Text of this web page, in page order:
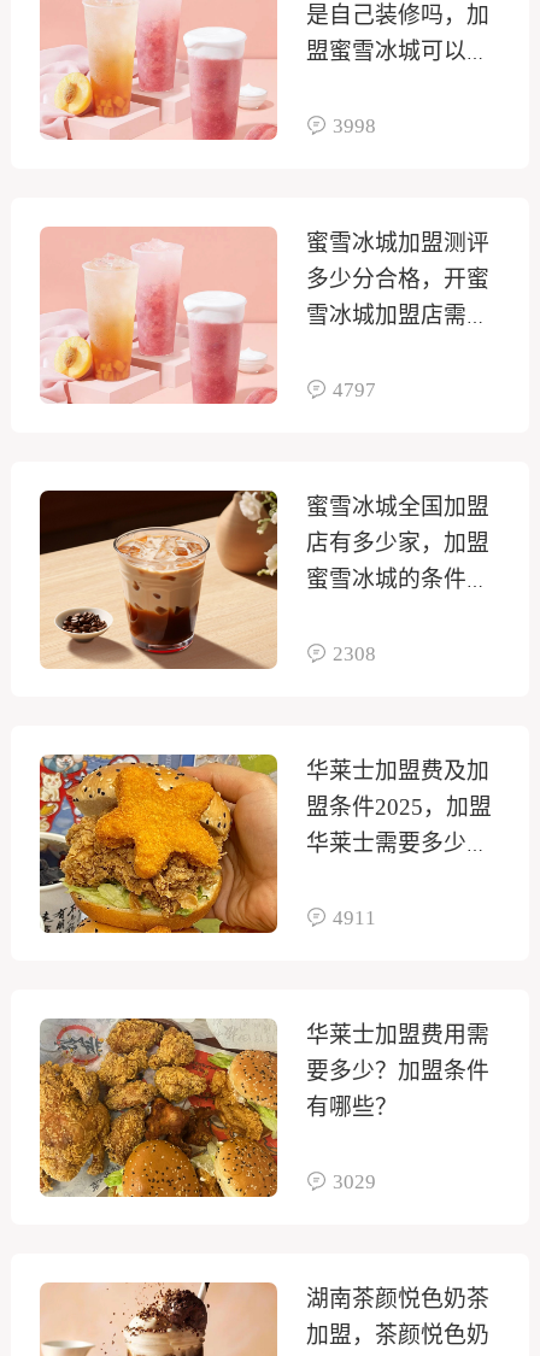
是自己装修吗，加
盟蜜雪冰城可以自
3998
蜜雪冰城加盟测评
多少分合格，开蜜
雪冰城加盟店需要
4797
蜜雪冰城全国加盟
店有多少家，加盟
蜜雪冰城的条件是
2308
华莱士加盟费及加
盟条件2025，加盟
华莱士需要多少费
4911
华莱士加盟费用需
要多少？加盟条件
有哪些？
3029
湖南茶颜悦色奶茶
加盟，茶颜悦色奶